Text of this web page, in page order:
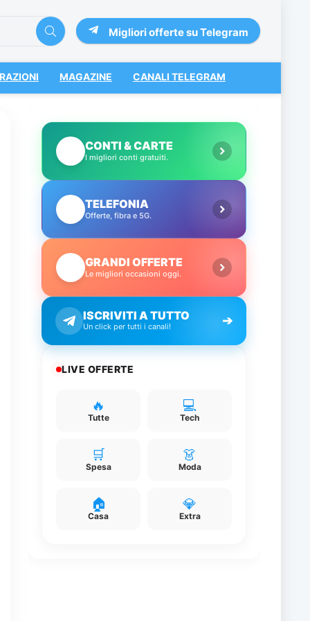
Migliori offerte su Telegram
MAGAZINE CANALI TELEGRAM
CONTI & CARTE
I migliori conti gratuiti.
TELEFONIA
Offerte, fibra e 5G.
GRANDI OFFERTE
Le migliori occasioni oggi.
ISCRIVITI A TUTTO
Un click per tutti i canali! ➔
LIVE OFFERTE
🔥
Tutte
💻
Tech
🛒
Spesa
👗
Moda
🏠
Casa
💎
Extra